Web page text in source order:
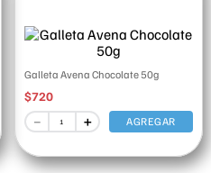
Galleta Avena Chocolate 50g
$720
＋
－ AGREGAR